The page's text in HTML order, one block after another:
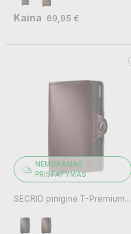
Kaina 69,95 €
NEMOKAMAS
PRISTATYMAS
SECRID piniginė T-Premium...